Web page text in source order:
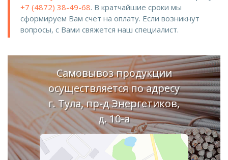
+7 (4872) 38-49-68. В кратчайшие сроки мы
сформируем Вам счет на оплату. Если возникнут
вопросы, с Вами свяжется наш специалист.
Самовывоз продукции
осуществляется по адресу
г. Тула, пр-д Энергетиков,
д. 10-а